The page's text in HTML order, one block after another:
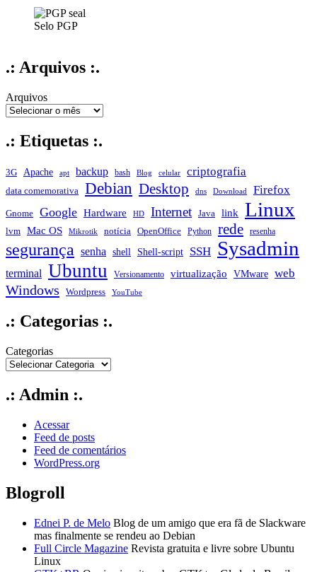
Selo PGP
.: Arquivos :.
Arquivos
.: Etiquetas :.
3G Apache apt backup bash Blog celular criptografia
data comemorativa Debian Desktop dns Download Firefox
Gnome Google Hardware HD Internet Java link Linux
lvm Mac OS Mikrotik notícia OpenOffice Python rede resenha
segurança senha shell Shell-script SSH Sysadmin
terminal Ubuntu Versionamento virtualização VMware web
Windows Wordpress YouTube
.: Categorias :.
Categorias
.: Admin :.
Acessar
Feed de posts
Feed de comentários
WordPress.org
Blogroll
Ednei P. de Melo Blog de um amigo que era fã de Slackware
mas finalmente se rendeu ao Debian
Full Circle Magazine Revista gratuita e livre sobre Ubuntu
Linux